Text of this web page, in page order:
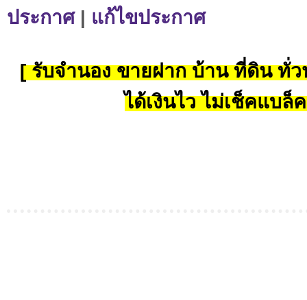
ประกาศ| แก้ไขประกาศ
[ รับจำนอง ขายฝาก บ้าน ที่ดิน ทั่ว
ได้เงินไว ไม่เช็คแบล็